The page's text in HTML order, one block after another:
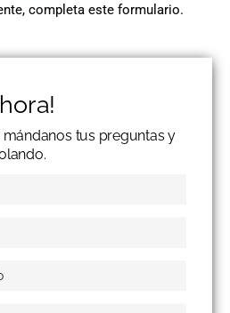
completa este formulario.
tus preguntas y